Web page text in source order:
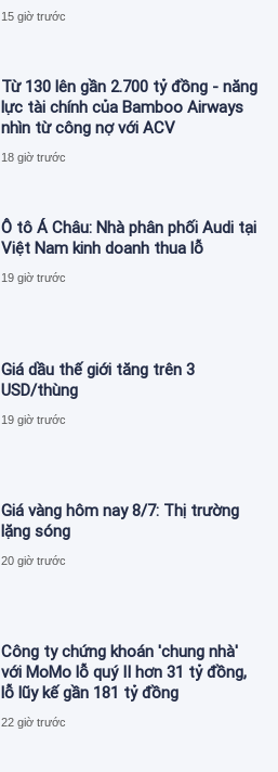
15 giờ trước
Từ 130 lên gần 2.700 tỷ đồng - năng
lực tài chính của Bamboo Airways
nhìn từ công nợ với ACV
18 giờ trước
Ô tô Á Châu: Nhà phân phối Audi tại
Việt Nam kinh doanh thua lỗ
19 giờ trước
Giá dầu thế giới tăng trên 3
USD/thùng
19 giờ trước
Giá vàng hôm nay 8/7: Thị trường
lặng sóng
20 giờ trước
Công ty chứng khoán 'chung nhà'
với MoMo lỗ quý II hơn 31 tỷ đồng,
lỗ lũy kế gần 181 tỷ đồng
22 giờ trước